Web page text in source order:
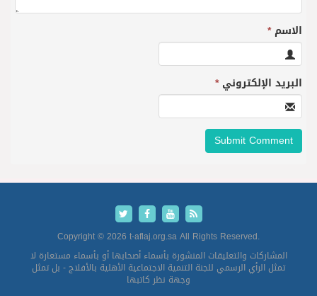
الاسم*
البريد الإلكتروني*
Copyright © 2026 t-aflaj.org.sa All Rights Reserved.
المشاركات والتعليقات المنشورة بأسماء أصحابها أو بأسماء مستعارة لا
تمثل الرأي الرسمي للجنة التنمية الاجتماعية الأهلية بالأفلاج - بل تمثل
وجهة نظر كاتبها